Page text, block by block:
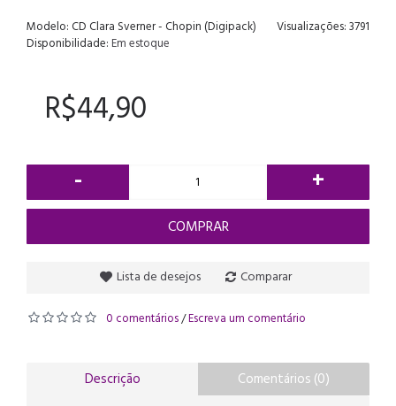
Visualizações: 3791
Modelo: CD Clara Sverner - Chopin (Digipack)
Disponibilidade:Em estoque
R$44,90
- +
COMPRAR
Lista de desejos Comparar
0 comentários/Escreva um comentário
Descrição Comentários (0)